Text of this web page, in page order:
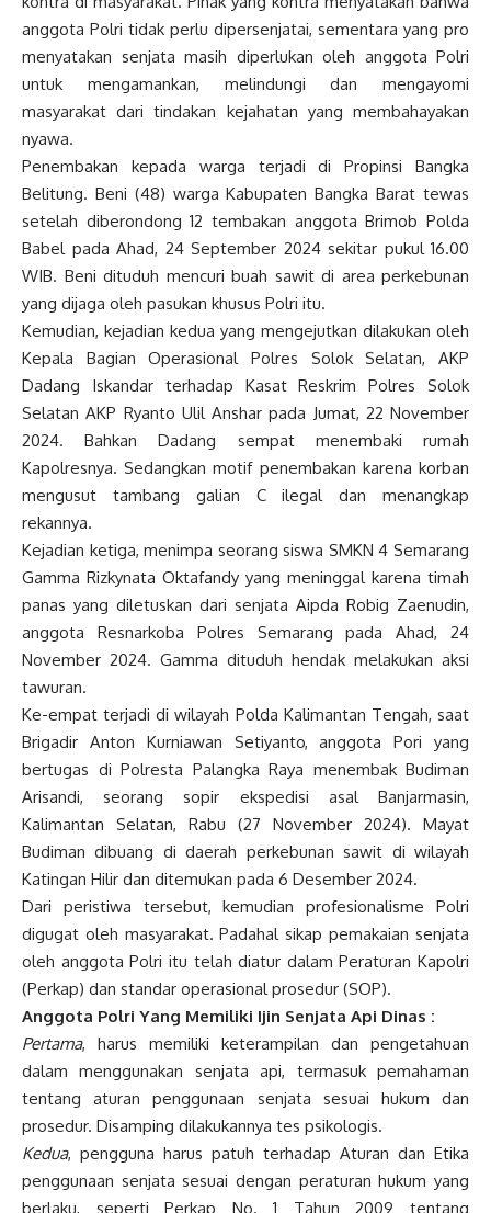
anggota Polri tidak perlu dipersenjatai, sementara yang pro
menyatakan senjata masih diperlukan oleh anggota Polri
untuk mengamankan, melindungi dan mengayomi
masyarakat dari tindakan kejahatan yang membahayakan
nyawa.
Penembakan kepada warga terjadi di Propinsi Bangka
Belitung. Beni (48) warga Kabupaten Bangka Barat tewas
setelah diberondong 12 tembakan anggota Brimob Polda
Babel pada Ahad, 24 September 2024 sekitar pukul 16.00
WIB. Beni dituduh mencuri buah sawit di area perkebunan
yang dijaga oleh pasukan khusus Polri itu.
Kemudian, kejadian kedua yang mengejutkan dilakukan oleh
Kepala Bagian Operasional Polres Solok Selatan, AKP
Dadang Iskandar terhadap Kasat Reskrim Polres Solok
Selatan AKP Ryanto Ulil Anshar pada Jumat, 22 November
2024. Bahkan Dadang sempat menembaki rumah
Kapolresnya. Sedangkan motif penembakan karena korban
mengusut tambang galian C ilegal dan menangkap
rekannya.
Kejadian ketiga, menimpa seorang siswa SMKN 4 Semarang
Gamma Rizkynata Oktafandy yang meninggal karena timah
panas yang diletuskan dari senjata Aipda Robig Zaenudin,
anggota Resnarkoba Polres Semarang pada Ahad, 24
November 2024. Gamma dituduh hendak melakukan aksi
tawuran.
Ke-empat terjadi di wilayah Polda Kalimantan Tengah, saat
Brigadir Anton Kurniawan Setiyanto, anggota Pori yang
bertugas di Polresta Palangka Raya menembak Budiman
Arisandi, seorang sopir ekspedisi asal Banjarmasin,
Kalimantan Selatan, Rabu (27 November 2024). Mayat
Budiman dibuang di daerah perkebunan sawit di wilayah
Katingan Hilir dan ditemukan pada 6 Desember 2024.
Dari peristiwa tersebut, kemudian profesionalisme Polri
digugat oleh masyarakat. Padahal sikap pemakaian senjata
oleh anggota Polri itu telah diatur dalam Peraturan Kapolri
(Perkap) dan standar operasional prosedur (SOP).
Anggota Polri Yang Memiliki Ijin Senjata Api Dinas :
Pertama, harus memiliki keterampilan dan pengetahuan
dalam menggunakan senjata api, termasuk pemahaman
tentang aturan penggunaan senjata sesuai hukum dan
prosedur. Disamping dilakukannya tes psikologis.
Kedua, pengguna harus patuh terhadap Aturan dan Etika
penggunaan senjata sesuai dengan peraturan hukum yang
berlaku, seperti Perkap No. 1 Tahun 2009 tentang